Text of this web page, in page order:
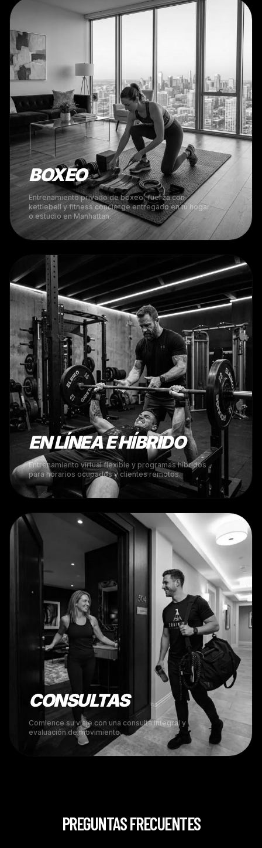
BOXEO
Entrenamiento privado de boxeo, fuerza con
kettlebell y fitness concierge entregado en tu hogar
o estudio en Manhattan.
EN LÍNEA E HÍBRIDO
Entrenamiento virtual flexible y programas híbridos
para horarios ocupados y clientes remotos.
CONSULTAS
Comience su viaje con una consulta integral y
evaluación de movimiento.
PREGUNTAS FRECUENTES